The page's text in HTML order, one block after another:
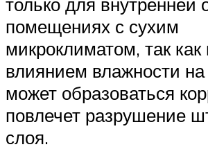
помещениях с сухим
микроклиматом, так как
влиянием влажности на
может образоваться
повлечет разрушение
слоя.